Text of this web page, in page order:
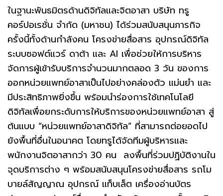
ในฐานะพันธมิตรด้านดิจิทัลและจิตอาสา บริษัท ทรู
คอร์ปอเรชั่น จำกัด (มหาชน) ได้ร่วมสนับสนุนภารกิจ
ครั้งนี้ทั้งด้านกำลังคน โครงข่ายสื่อสาร อุปกรณ์ดิจิทัล
ระบบซอฟต์แวร์ ดาต้า และ AI เพื่อช่วยให้การบริหาร
จัดการผู้เข้ารับบริการจำนวนมากตลอด 3 วัน ของการ
ออกหน่วยแพทย์อาสาเป็นไปอย่างคล่องตัว แม่นยำ และ
มีประสิทธิภาพยิ่งขึ้น พร้อมนำร่องการใช้เทคโนโลยี
ดิจิทัลเพื่อยกระดับการให้บริการของหน่วยแพทย์อาสา สู่
ต้นแบบ “หน่วยแพทย์อาสาดิจิทัล” ที่สามารถต่อยอดไป
ยังพื้นที่อื่นในอนาคต โดยทรูได้จัดทีมผู้บริหารและ
พนักงานจิตอาสากว่า 30 คน ลงพื้นที่ร่วมปฏิบัติงานใน
จุดบริการต่าง ๆ พร้อมสนับสนุนโครงข่ายสื่อสาร รถโม
บายล์สัญญาณ อุปกรณ์ แท็บเล็ต เครื่องอ่านบัตร